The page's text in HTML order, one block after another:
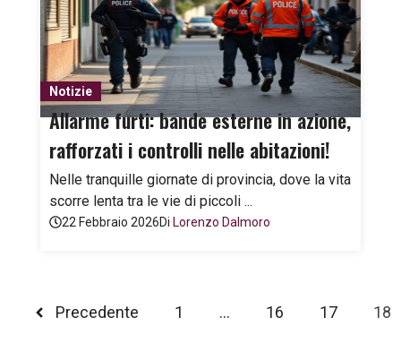
Notizie
Allarme furti: bande esterne in azione,
rafforzati i controlli nelle abitazioni!
Nelle tranquille giornate di provincia, dove la vita
scorre lenta tra le vie di piccoli ...
22 Febbraio 2026Di Lorenzo Dalmoro
Precedente 1 … 16 17 18